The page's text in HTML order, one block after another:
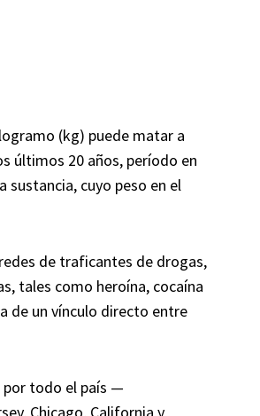
(kg) puede matar a
últimos 20 años, período en
sustancia, cuyo peso en el
de traficantes de drogas,
tales como heroína, cocaína
de un vínculo directo entre
por todo el país —